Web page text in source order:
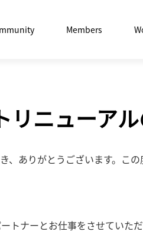
Members
リニューア
、ありがとうございます。こ
トナーとお仕事をさせていた